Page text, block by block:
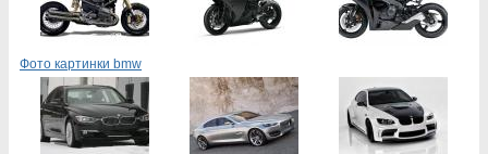
Фото картинки bmw